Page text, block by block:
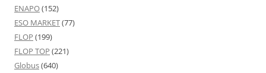
ENAPO(152)
ESO MARKET(77)
FLOP (199)
FLOP TOP (221)
Globus(640)